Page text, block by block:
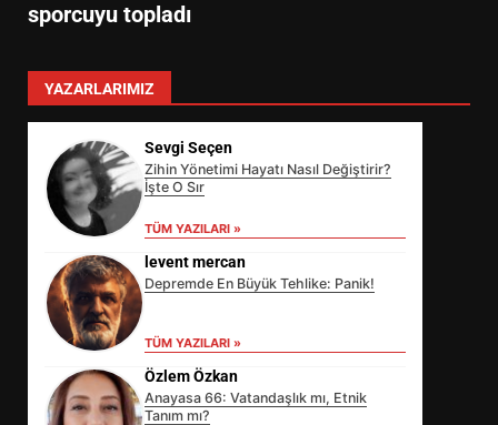
sporcuyu topladı
YAZARLARIMIZ
Sevgi Seçen
Zihin Yönetimi Hayatı Nasıl Değiştirir?
İşte O Sır
TÜM YAZILARI »
levent mercan
Depremde En Büyük Tehlike: Panik!
TÜM YAZILARI »
Özlem Özkan
Anayasa 66: Vatandaşlık mı, Etnik
Tanım mı?